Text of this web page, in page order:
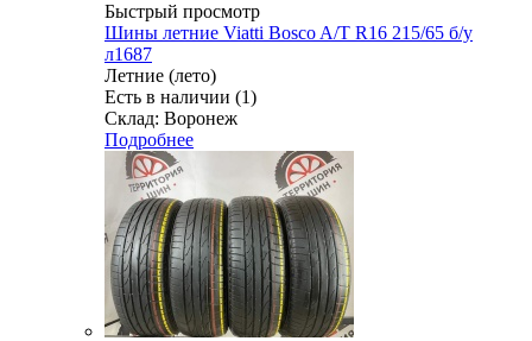
Быстрый просмотр
Шины летние Viatti Bosco A/T R16 215/65 б/у
л1687
Летние (лето)
Есть в наличии (1)
Склад: Воронеж
Подробнее